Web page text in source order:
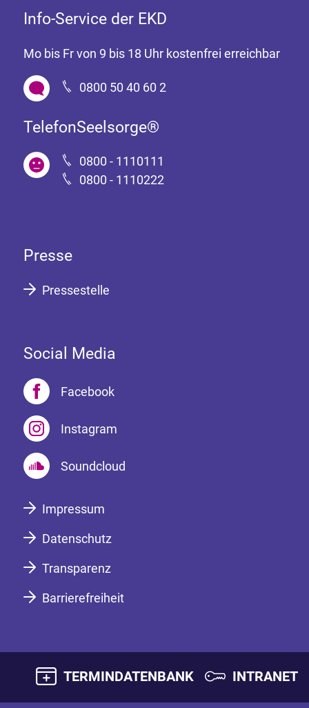
Info-Service der EKD
Mo bis Fr von 9 bis 18 Uhr kostenfrei erreichbar
0800 50 40 60 2
TelefonSeelsorge®
0800 - 1110111
0800 - 1110222
Presse
Pressestelle
Social Media
Facebook
Instagram
Soundcloud
Impressum
Datenschutz
Transparenz
Barrierefreiheit
TERMINDATENBANK INTRANET